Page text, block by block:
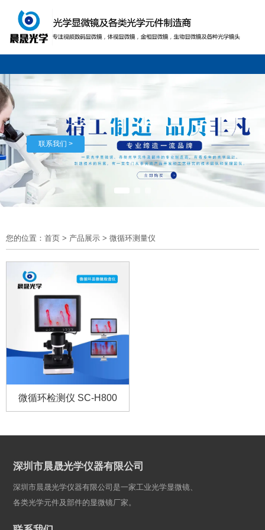
联系我们 >
您的位置：首页 > 产品展示 > 微循环测量仪
微循环检测仪 SC-H800
深圳市晨晟光学仪器有限公司
深圳市晨晟光学仪器有限公司是一家工业光学显微镜、
各类光学元件及部件的显微镜厂家。